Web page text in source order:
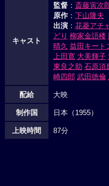
キャスト
監督： 斎藤寅次
原作： 下山隆夫
出演： 花菱アチ
どり 柳家金語楼
晴久 益田キート
上田寛 大美輝子
東良之助 石原須
崎四郎 武田徳倫
配給 大映
制作国 日本（1955）
上映時間 87分